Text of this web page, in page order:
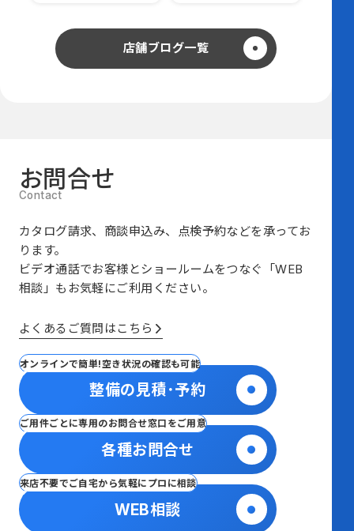
店舗ブログ一覧
お問合せ
カタログ請求、商談申込み、点検予約などを承ってお
ります。
ビデオ通話でお客様とショールームをつなぐ
「WEB
相談」も お気軽にご利用ください。
よくあるご質問はこちら
オンラインで簡単!空き状況の確認も可能
整備の見積･予約
ご用件ごとに専用のお問合せ窓口をご用意
各種お問合せ
来店不要でご自宅から気軽にプロに相談
WEB相談